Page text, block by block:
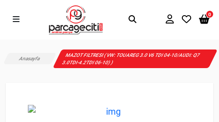
0
Anasayfa
MAZOT FILTRESI ( VW: TOUAREG 3.0 V6 TDI 04-10/AUDI: Q7
3.0TDI-4.2TDI 06-10) )